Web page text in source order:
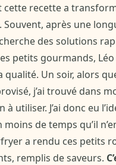
cette recette a
Souvent, après une
des solutions
petits gourmands, Léo
qualité. Un soir, alors
j’ai trouvé dans
à utiliser. J’ai donc eu
moins de temps qu’il
a rendu ces petits
remplis de saveurs.